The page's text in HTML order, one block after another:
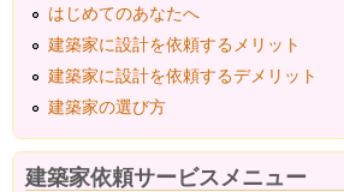
はじめてのあなたへ
建築家に設計を依頼するメリット
建築家に設計を依頼するデメリット
建築家の選び方
建築家依頼サービスメニュー